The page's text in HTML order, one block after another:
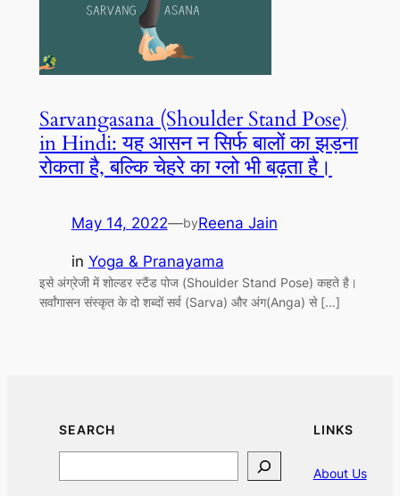
Sarvangasana (Shoulder Stand Pose)
in Hindi: यह आसन न सिर्फ बालों का झड़ना
रोकता है, बल्कि चेहरे का ग्लो भी बढ़ता है।
May 14, 2022—byReena Jain
in Yoga & Pranayama
इसे अंग्रेजी में शोल्डर स्टैंड पोज (Shoulder Stand Pose) कहते है।
सर्वांगासन संस्कृत के दो शब्दों सर्व (Sarva) और अंग(Anga) से […]
SEARCH LINKS
About Us